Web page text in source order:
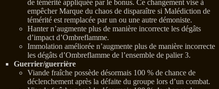
de témérité appliquée par le bonus. Ce changement vise à
empêcher Marque du chaos de disparaître si Malédiction de
témérité est remplacée par un ou une autre démoniste.
Hanter n’augmente plus de manière incorrecte les dégâts
d’impact d’Ombreflamme.
Immolation améliorée n’augmente plus de manière incorrecte
les dégâts d’Ombreflamme de l’ensemble de palier 3.
Guerrier/guerrière
Viande fraîche possède désormais 100 % de chance de
déclenchement après la défaite du groupe lors d’un combat.